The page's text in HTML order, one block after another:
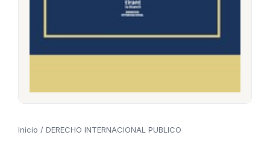
Inicio / DERECHO INTERNACIONAL PUBLICO